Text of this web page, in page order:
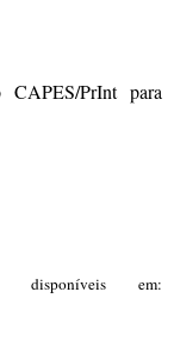
CAPES/PrInt para
disponíveis em: